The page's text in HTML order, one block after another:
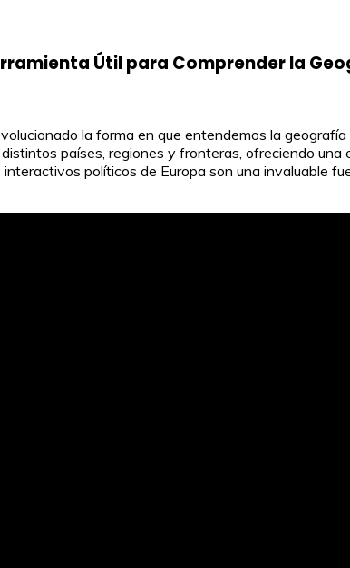
Útil para Comprender la
la forma en que entendemos la
países, regiones y fronteras, ofreciendo
políticos de Europa son una invaluable